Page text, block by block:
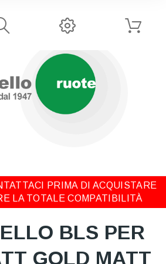
PRIMA DI ACQUISTARE
LA TOTALE COMPATIBILITÀ
BLS PER
GOLD MATT